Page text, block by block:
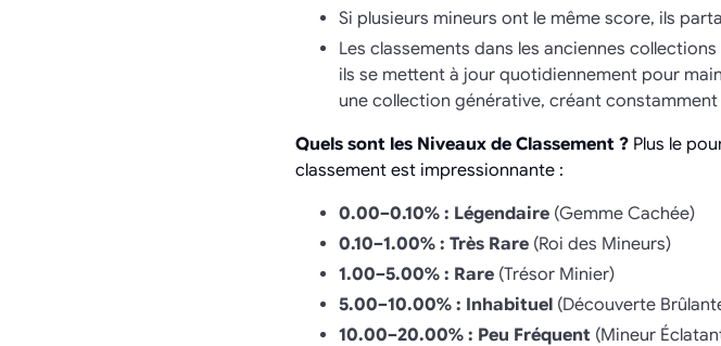
Si plusieurs mineurs ont le même score, ils
Les classements dans les anciennes
ils se mettent à jour quotidiennement pour
une collection générative, créant constamment
Quels sont les Niveaux de Classement ? Plus le
classement est impressionnante :
0.00–0.10% : Légendaire (Gemme Cachée)
0.10–1.00% : Très Rare (Roi des Mineurs)
1.00–5.00% : Rare (Trésor Minier)
5.00–10.00% : Inhabituel (Découverte
10.00–20.00% : Peu Fréquent (Mineur